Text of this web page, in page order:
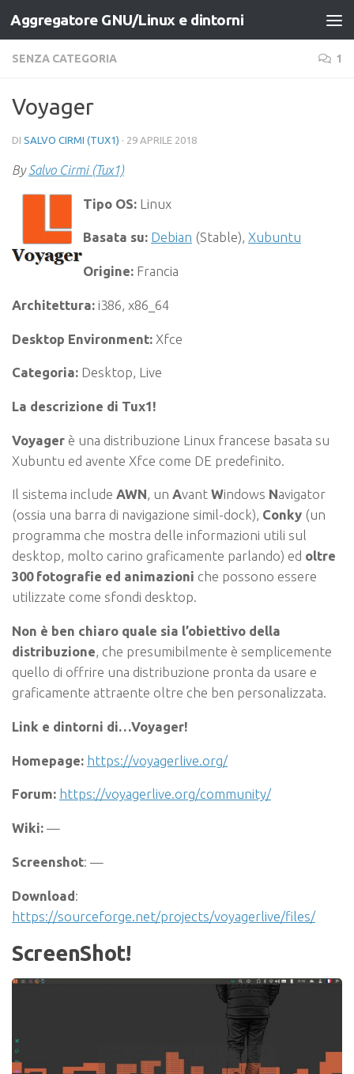
Salta al contenuto
Aggregatore GNU/Linux e dintorni
SENZA CATEGORIA 1
Voyager
DI SALVO CIRMI (TUX1) · 29 APRILE 2018
BySalvo Cirmi (Tux1)
Tipo OS: Linux
Basata su: Debian (Stable), Xubuntu
Origine: Francia
Architettura: i386, x86_64
Desktop Environment: Xfce
Categoria: Desktop, Live
La descrizione di Tux1!
Voyager è una distribuzione Linux francese basata su
Xubuntu ed avente Xfce come DE predefinito.
Il sistema include AWN, un Avant Windows Navigator
(ossia una barra di navigazione simil-dock), Conky (un
programma che mostra delle informazioni utili sul
desktop, molto carino graficamente parlando) ed oltre
300 fotografie ed animazioni che possono essere
utilizzate come sfondi desktop.
Non è ben chiaro quale sia l’obiettivo della
distribuzione, che presumibilmente è semplicemente
quello di offrire una distribuzione pronta da usare e
graficamente attraente oltre che ben personalizzata.
Link e dintorni di…Voyager!
Homepage: https://voyagerlive.org/
Forum: https://voyagerlive.org/community/
Wiki: —
Screenshot: —
Download:
https://sourceforge.net/projects/voyagerlive/files/
ScreenShot!